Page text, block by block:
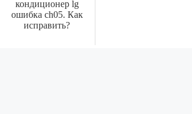
кондиционер lg
ошибка ch05. Как
исправить?